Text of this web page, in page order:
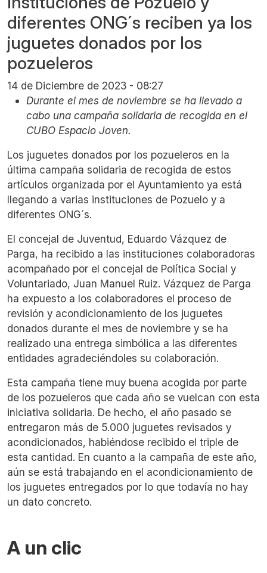
diferentes ONG´s reciben ya los
juguetes donados por los
pozueleros
14 de Diciembre de 2023 - 08:27
Durante el mes de noviembre se ha llevado a
cabo una campaña solidaria de recogida en el
CUBO Espacio Joven.
Los juguetes donados por los pozueleros en la
última campaña solidaria de recogida de estos
artículos organizada por el Ayuntamiento ya está
llegando a varias instituciones de Pozuelo y a
diferentes ONG´s.
El concejal de Juventud, Eduardo Vázquez de
Parga, ha recibido a las instituciones colaboradoras
acompañado por el concejal de Política Social y
Voluntariado, Juan Manuel Ruiz. Vázquez de Parga
ha expuesto a los colaboradores el proceso de
revisión y acondicionamiento de los juguetes
donados durante el mes de noviembre y se ha
realizado una entrega simbólica a las diferentes
entidades agradeciéndoles su colaboración.
Esta campaña tiene muy buena acogida por parte
de los pozueleros que cada año se vuelcan con esta
iniciativa solidaria. De hecho, el año pasado se
entregaron más de 5.000 juguetes revisados y
acondicionados, habiéndose recibido el triple de
esta cantidad. En cuanto a la campaña de este año,
aún se está trabajando en el acondicionamiento de
los juguetes entregados por lo que todavía no hay
un dato concreto.
A un clic